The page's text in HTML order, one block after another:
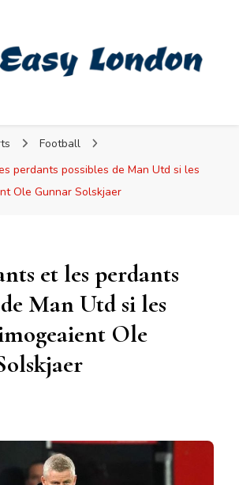
Football
perdants possibles de Man Utd si les
Ole Gunnar Solskjaer
et les perdants
Man Utd si les
Ole